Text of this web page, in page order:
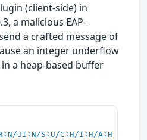
(client-side) in
a malicious EAP-
a crafted message of
an integer underflow
a heap-based buffer
UI:N/S:U/C:H/I:H/A:H